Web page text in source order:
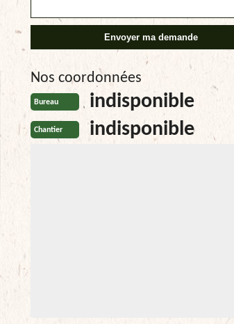
Nos coordonnées
Bureau indisponible
Chantier indisponible